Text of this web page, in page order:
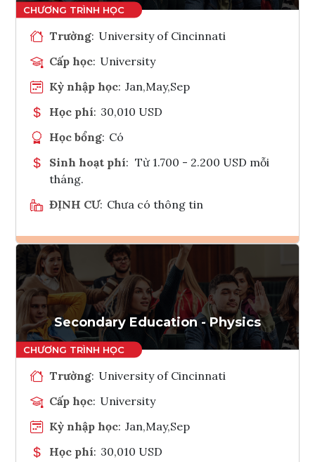
Trường: University of Cincinnati
Cấp học: University
Kỳ nhập học: Jan,May,Sep
Học phí: 30,010 USD
Học bổng: Có
Sinh hoạt phí: Từ 1.700 - 2.200 USD mỗi
tháng.
ĐỊNH CƯ: Chưa có thông tin
Ghi danh
Tham vấn Interlink
Secondary Education - Physics
Trường: University of Cincinnati
Cấp học: University
Kỳ nhập học: Jan,May,Sep
Học phí: 30,010 USD